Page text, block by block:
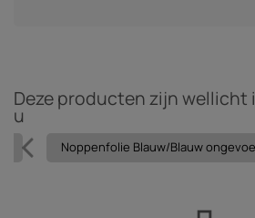
Deze producten zijn
u
Noppenfolie Blauw/Blauw